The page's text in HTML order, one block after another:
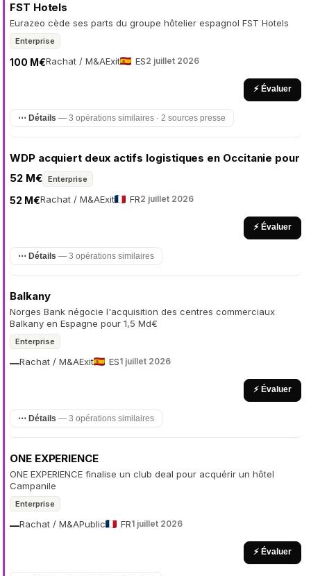
FST Hotels
Eurazeo cède ses parts du groupe hôtelier espagnol FST Hotels
Enterprise
Rachat / M&A
100 M€ Exit ES2 juillet 2026
⚡ Évaluer
⋯ Détails — 3 opérations similaires · 2 sources presse
WDP acquiert deux actifs logistiques en Occitanie pour
52 M€ Enterprise
Rachat / M&A
52 M€ Exit FR2 juillet 2026
⚡ Évaluer
⋯ Détails — 3 opérations similaires
Balkany
Norges Bank négocie l'acquisition des centres commerciaux
Balkany en Espagne pour 1,5 Md€
Enterprise
Rachat / M&A
— Exit ES1 juillet 2026
⚡ Évaluer
⋯ Détails — 3 opérations similaires
ONE EXPERIENCE
ONE EXPERIENCE finalise un club deal pour acquérir un hôtel
Campanile
Enterprise
Rachat / M&A
— Public FR1 juillet 2026
⚡ Évaluer